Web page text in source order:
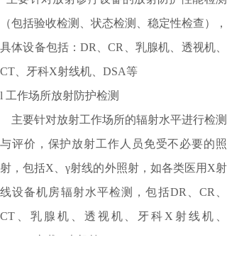
（包括验收检测、状态检测、稳定性检查），
具体设备包括：DR、CR、乳腺机、透视机、
CT、牙科X射线机、DSA等
l 工作场所放射防护检测
主要针对放射工作场所的辐射水平进行检测
与评价，保护放射工作人员免受不必要的照
射，包括X、γ射线的外照射，如各类医用X射
线设备机房辐射水平检测，包括DR、CR、
CT、乳腺机、透视机、牙科X射线机、